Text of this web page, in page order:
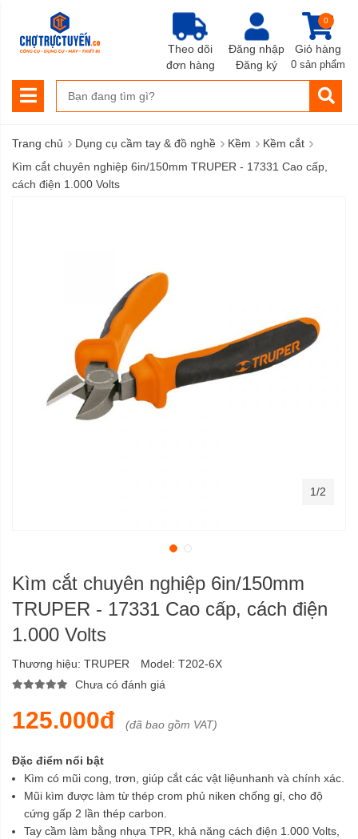
Đăng nhập
Đăng ký
Giỏ hàng
0
0 sản phẩm
Theo dõi
đơn hàng
Trang chủ › Dụng cụ cầm tay & đồ nghề › Kềm › Kềm cắt ›
Kìm cắt chuyên nghiệp 6in/150mm TRUPER - 17331 Cao cấp,
cách điện 1.000 Volts
Kìm cắt chuyên nghiệp 6in/150mm
TRUPER - 17331 Cao cấp, cách điện
1.000 Volts
Thương hiệu: TRUPER Model: T202-6X
Chưa có đánh giá
125.000đ (đã bao gồm VAT)
Đặc điểm nổi bật
Kìm có mũi cong, trơn, giúp cắt các vật liệunhanh và chính xác.
Mũi kìm được làm từ thép crom phủ niken chống gỉ, cho độ
cứng gấp 2 lần thép carbon.
Tay cầm làm bằng nhựa TPR, khả năng cách điện 1.000 Volts,
1/2